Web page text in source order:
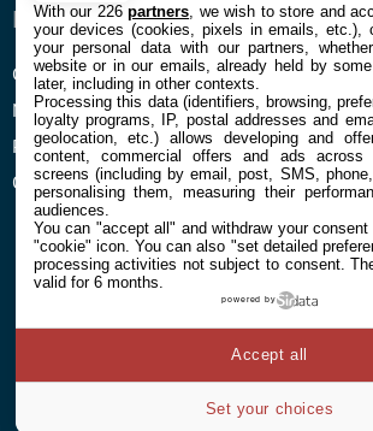
ENTREPRISE
Confidentialité et Cookies
Mentions légales et CGU
Préférences Cookies
Qui sommes nous
À
Contact
With our 226partners , we wish to store and
your devices (cookies, pixels in emails, etc.),
your personal data with our partners,
website or in our emails, already held by
later, including in other contexts.
Processing this data (identifiers, browsing,
loyalty programs, IP, postal addresses and
geolocation, etc.) allows developing and
content, commercial offers and ads across
screens (including by email, post, SMS,
personalising them, measuring their
audiences.
You can "accept all" and withdraw your
"cookie" icon. You can also "set detailed
processing activities not subject to consent.
valid for 6 months.
powered by
Set your choices
Accept all